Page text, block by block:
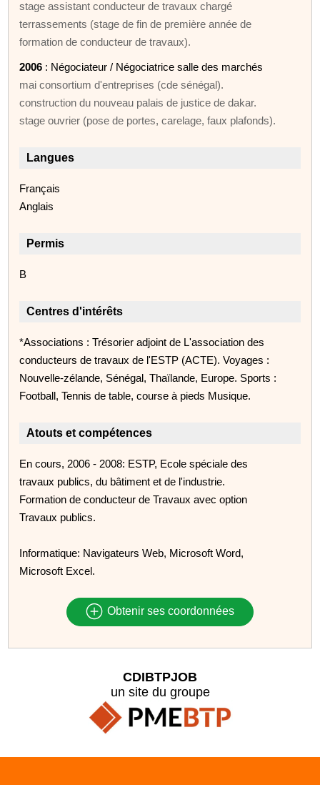
stage assistant conducteur de travaux chargé
terrassements (stage de fin de première année de
formation de conducteur de travaux).
2006 : Négociateur / Négociatrice salle des marchés
mai consortium d'entreprises (cde sénégal).
construction du nouveau palais de justice de dakar.
stage ouvrier (pose de portes, carelage, faux plafonds).
Langues
Français
Anglais
Permis
B
Centres d'intérêts
*Associations : Trésorier adjoint de L'association des
conducteurs de travaux de l'ESTP (ACTE). Voyages :
Nouvelle-zélande, Sénégal, Thaïlande, Europe. Sports :
Football, Tennis de table, course à pieds Musique.
Atouts et compétences
En cours, 2006 - 2008: ESTP, Ecole spéciale des
travaux publics, du bâtiment et de l'industrie.
Formation de conducteur de Travaux avec option
Travaux publics.
Informatique: Navigateurs Web, Microsoft Word,
Microsoft Excel.
Obtenir ses coordonnées
CDIBTPJOB
un site du groupe